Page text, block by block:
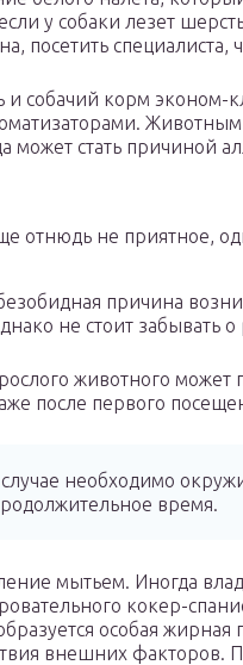
у собаки лезет
посетить
и собачий корм
может стать причиной
отнюдь не приятное,
причина
не стоит забывать
животного
после первого
необходимо
время.
мытьем. Иногда
кокер-
особая
внешних факторов.